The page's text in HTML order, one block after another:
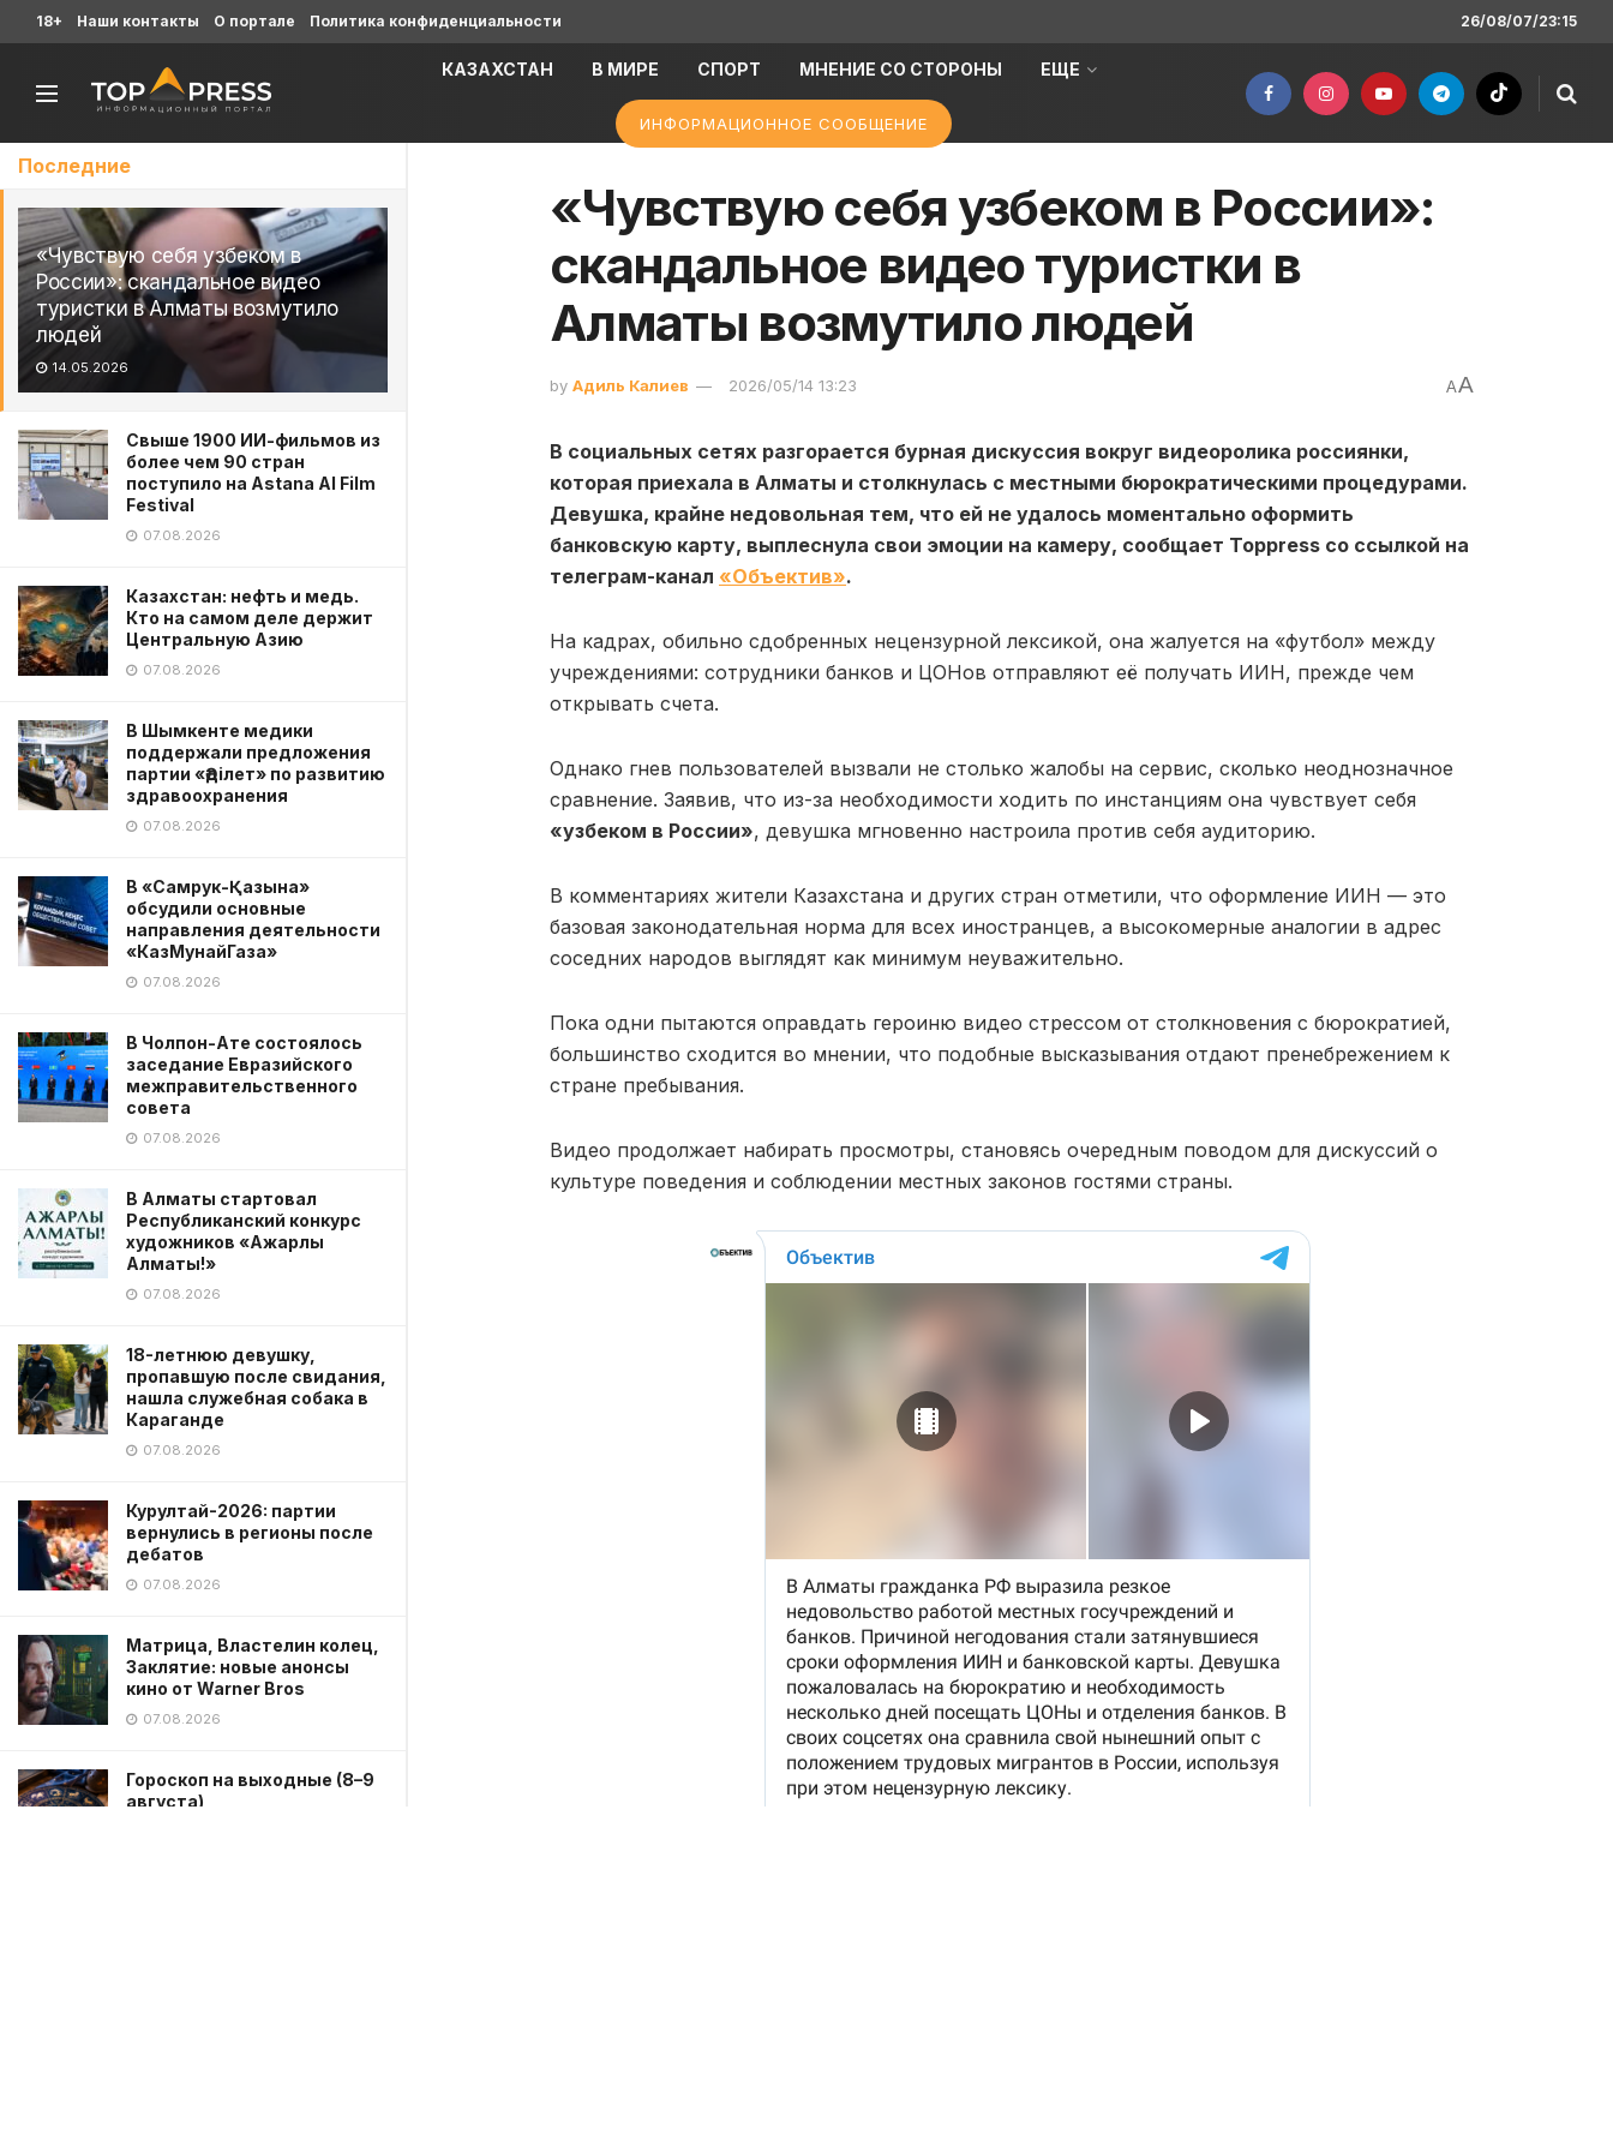
Последние
«Чувствую себя узбеком в
России»: скандальное видео
туристки в Алматы возмутило
людей
14.05.2026
Свыше 1900 ИИ-фильмов из
более чем 90 стран
поступило на Astana AI Film
Festival
07.08.2026
Казахстан: нефть и медь.
Кто на самом деле держит
Центральную Азию
07.08.2026
В Шымкенте медики
поддержали предложения
партии «Әділет» по развитию
здравоохранения
07.08.2026
В «Самрук-Қазына»
обсудили основные
направления деятельности
«КазМунайГаза»
07.08.2026
В Чолпон-Ате состоялось
заседание Евразийского
межправительственного
совета
07.08.2026
В Алматы стартовал
Республиканский конкурс
художников «Ажарлы
Алматы!»
07.08.2026
18-летнюю девушку,
пропавшую после свидания,
нашла служебная собака в
Караганде
07.08.2026
Курултай-2026: партии
вернулись в регионы после
дебатов
07.08.2026
Матрица, Властелин колец,
Заклятие: новые анонсы
кино от Warner Bros
07.08.2026
Гороскоп на выходные (8–9
августа)
18+ Наши контакты О портале Политика конфиденциальности 26/08/07/23:15
КАЗАХСТАН В МИРЕ СПОРТ МНЕНИЕ СО СТОРОНЫ ЕЩЕ
ИНФОРМАЦИОННОЕ СООБЩЕНИЕ
«Чувствую себя узбеком в России»:
скандальное видео туристки в
Алматы возмутило людей
by Адиль Калиев 2026/05/14 13:23 AA
В социальных сетях разгорается бурная дискуссия вокруг видеоролика россиянки,
которая приехала в Алматы и столкнулась с местными бюрократическими процедурами.
Девушка, крайне недовольная тем, что ей не удалось моментально оформить
банковскую карту, выплеснула свои эмоции на камеру, сообщает Toppress со ссылкой на
телеграм-канал «Объектив».
На кадрах, обильно сдобренных нецензурной лексикой, она жалуется на «футбол» между
учреждениями: сотрудники банков и ЦОНов отправляют её получать ИИН, прежде чем
открывать счета.
Однако гнев пользователей вызвали не столько жалобы на сервис, сколько неоднозначное
сравнение. Заявив, что из-за необходимости ходить по инстанциям она чувствует себя
«узбеком в России», девушка мгновенно настроила против себя аудиторию.
В комментариях жители Казахстана и других стран отметили, что оформление ИИН — это
базовая законодательная норма для всех иностранцев, а высокомерные аналогии в адрес
соседних народов выглядят как минимум неуважительно.
Пока одни пытаются оправдать героиню видео стрессом от столкновения с бюрократией,
большинство сходится во мнении, что подобные высказывания отдают пренебрежением к
стране пребывания.
Видео продолжает набирать просмотры, становясь очередным поводом для дискуссий о
культуре поведения и соблюдении местных законов гостями страны.